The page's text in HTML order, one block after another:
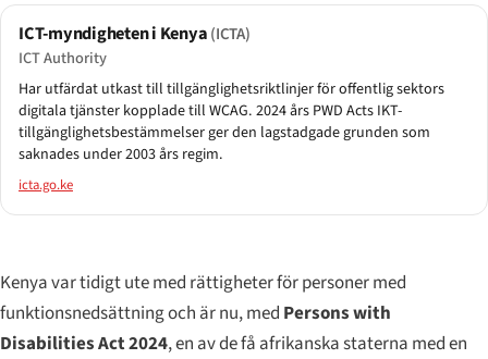
ICT-myndigheten i Kenya(ICTA)
ICT Authority
Har utfärdat utkast till tillgänglighetsriktlinjer för offentlig sektors
digitala tjänster kopplade till WCAG. 2024 års PWD Acts IKT-
tillgänglighetsbestämmelser ger den lagstadgade grunden som
saknades under 2003 års regim.
icta.go.ke
Kenya var tidigt ute med rättigheter för personer med
funktionsnedsättning och är nu, med Persons with
Disabilities Act 2024, en av de få afrikanska staterna med en